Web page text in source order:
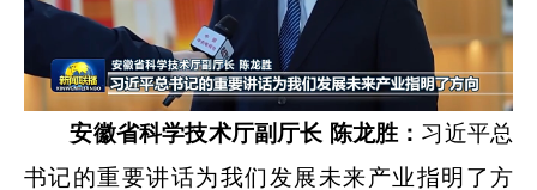
安徽省科学技术厅副厅长 陈龙胜： 习近平总
书记的重要讲话为我们发展未来产业指明了方